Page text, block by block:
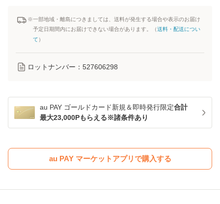
※一部地域・離島につきましては、送料が発生する場合や表示のお届け
予定日期間内にお届けできない場合があります。（送料・配送につい
て ）
ロットナンバー： 527606298
au PAY ゴールドカード新規＆即時発行限定合計
最大23,000Pもらえる※諸条件あり
au PAY マーケットアプリで購入する